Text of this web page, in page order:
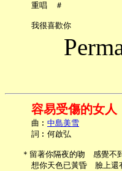
     重唱　＃
容易受傷的女
     曲︰
中島美雪
     詞︰何啟弘
＊留著你隔夜的吻　感覺不
想你天色已黃昏　臉上還